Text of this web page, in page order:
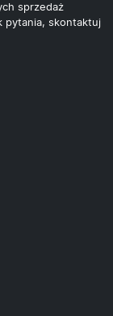
sprzedaż
pytania, skontaktuj